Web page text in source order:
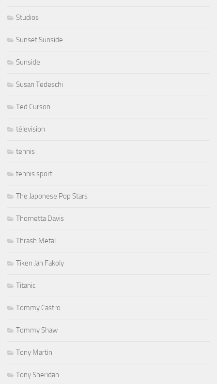
Studios
Sunset Sunside
Sunside
Susan Tedeschi
Ted Curson
télevision
tennis
tennis sport
The Japonese Pop Stars
Thornetta Davis
Thrash Metal
Tiken Jah Fakoly
Titanic
Tommy Castro
Tommy Shaw
Tony Martin
Tony Sheridan